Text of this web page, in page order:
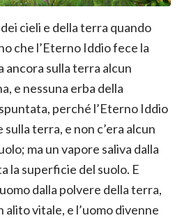
cieli e della terra quando
che l’Eterno Iddio fece la
ancora sulla terra alcun
e nessuna erba della
perché l’Eterno Iddio
terra, e non c’era alcun
ma un vapore saliva dalla
la superficie del suolo. E
dalla polvere della terra,
vitale, e l’uomo divenne